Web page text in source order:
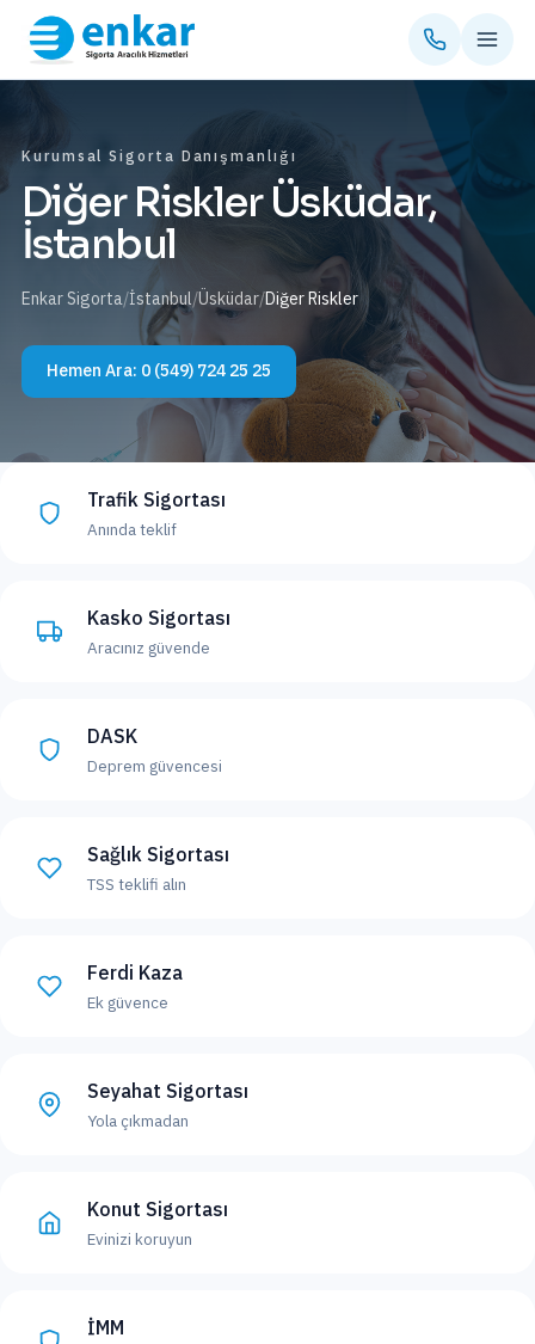
Kurumsal Sigorta Danışmanlığı
Diğer Riskler Üsküdar,
İstanbul
Enkar Sigorta/İstanbul/Üsküdar/Diğer Riskler
Hemen Ara: 0 (549) 724 25 25
Trafik Sigortası
Anında teklif
Kasko Sigortası
Aracınız güvende
DASK
Deprem güvencesi
Sağlık Sigortası
TSS teklifi alın
Ferdi Kaza
Ek güvence
Seyahat Sigortası
Yola çıkmadan
Konut Sigortası
Evinizi koruyun
İMM